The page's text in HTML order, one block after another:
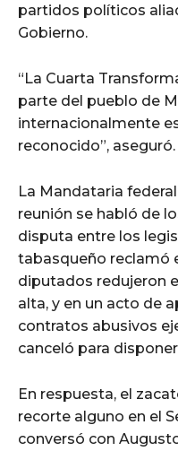
partidos políticos
Gobierno.
“La Cuarta
parte del pueblo de
internacionalmente
reconocido”, aseguró.
La Mandataria
reunión se habló de
disputa entre los
tabasqueño reclamó
diputados redujeron
alta, y en un acto de
contratos abusivos
canceló para
En respuesta, el
recorte alguno en el
conversó con